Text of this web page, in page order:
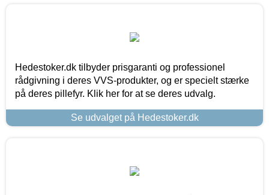
Hedestoker.dk tilbyder prisgaranti og professionel
rådgivning i deres VVS-produkter, og er specielt stærke
på deres pillefyr. Klik her for at se deres udvalg.
Se udvalget på Hedestoker.dk